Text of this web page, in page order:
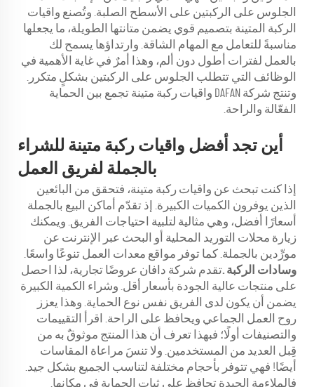
الجلوس على الركبتين على الأسطح الصلبة. وتُصنع واقيات
الركبة المتينة بتصميم قوي يضمن متانتها الطويلة، ما يجعلها
مناسبةً للتعامل مع المهام الشاقة. وارتداؤها يسمح لك
بالعمل لفترات أطول دون ألم، وهذا أمرٌ في غاية الأهمية في
الوظائف التي تتطلب الجلوس على الركبتين بشكلٍ متكرر.
وتنتج شركة DAFAN واقيات ركبة متينة تجمع بين الحماية
الفعّالة والراحة.
أين تجد أفضل واقيات ركبة متينة للشراء
بالجملة لفريق العمل
إذا كنت تبحث عن واقيات ركبة متينة، فتحقق من البائعين
الذين يوفرون الكميات الكبيرة. إذ تقدّم أماكن البيع بالجملة
أسعارًا أفضل، وهي مثالية لتلبية احتياجات الفريق. ويمكنك
زيارة محلات التوريد المحلية أو البحث عبر الإنترنت عن
مورِّدين بالجملة. كما توفر مواقع معدات العمل تنوعًا واسعًا.
وسادات الركبة .تقدم شركة دافان عروضًا تجارية، لذا احصل
على منتجات عالية الجودة بأسعار أقل. وشراء الكمية الكبيرة
يضمن أن يكون لدى الفريق نفس نوع الحماية. وهذا يعزز
روح العمل الجماعي ويحافظ على الراحة. اقرأ التقييمات
والتصنيفات أولًا؛ فبهذا تعرف أن هذا المنتج موثوقٌ به من
قِبل العديد من المستخدمين. ولا تنسَ مراعاة المقاسات
أيضًا! فهي تتوفر بأحجام مختلفة لتناسب الجميع بشكل جيد.
فالملاءمة الجيدة تحافظ على ثبات الحماية في مكانها.